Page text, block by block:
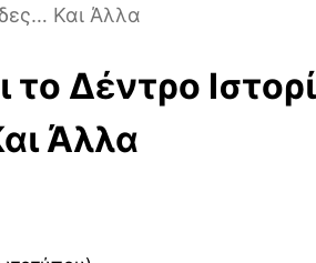
Και Άλλα
Δέντρο
Άλλα